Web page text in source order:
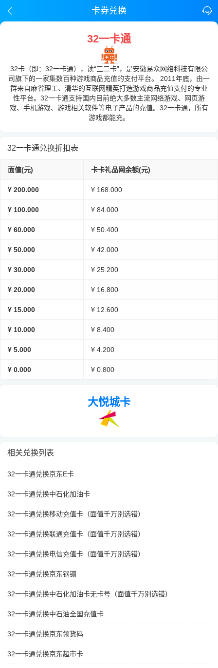
卡券兑换
32一卡通
32卡（即：32一卡通），读“三二卡”，是安徽易众网络科技有限公
司旗下的一家集数百种游戏商品充值的支付平台。 2011年底，由一
群来自麻省理工、清华的互联网精英打造游戏商品充值支付的专业
性平台。32一卡通支持国内目前绝大多数主流网络游戏、网页游
戏、手机游戏、游戏相关软件等电子产品的充值。32一卡通，所有
游戏都能充。
32一卡通兑换折扣表
面值(元) 卡卡礼品网余额(元)
¥ 200.000 ¥ 168.000
¥ 100.000 ¥ 84.000
¥ 60.000 ¥ 50.400
¥ 50.000 ¥ 42.000
¥ 30.000 ¥ 25.200
¥ 20.000 ¥ 16.800
¥ 15.000 ¥ 12.600
¥ 10.000 ¥ 8.400
¥ 5.000 ¥ 4.200
¥ 0.000 ¥ 0.800
大悦城卡
相关兑换列表
32一卡通兑换京东E卡
32一卡通兑换中石化加油卡
32一卡通兑换移动充值卡（面值千万别选错）
32一卡通兑换联通充值卡（面值千万别选错）
32一卡通兑换电信充值卡（面值千万别选错）
32一卡通兑换京东钢镚
32一卡通兑换中石化加油卡无卡号（面值千万别选错）
32一卡通兑换中石油全国充值卡
32一卡通兑换京东领货码
32一卡通兑换京东超市卡